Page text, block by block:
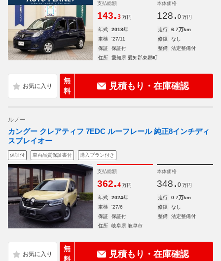
支払総額
143.3 万円
本体価格
128. 0 万円
年式 2018年 走行
6.7万km
車検
'27/11 修復
なし
保証
保証付 整備
法定整備付
住所
愛知県 愛知郡東郷町
無
料
見積もり・在庫確認
ルノー
カングー クレアティフ 7EDC ルーフレール 純正8インチディ
スプレイオー
保証付 車両品質保証書付 購入プラン付き
支払総額
362.4 万円
本体価格
348. 0 万円
年式 2024年 走行
0.7万km
車検
'27/6 修復
なし
保証
保証付 整備
法定整備付
住所
岐阜県 岐阜市
無
料
見積もり・在庫確認